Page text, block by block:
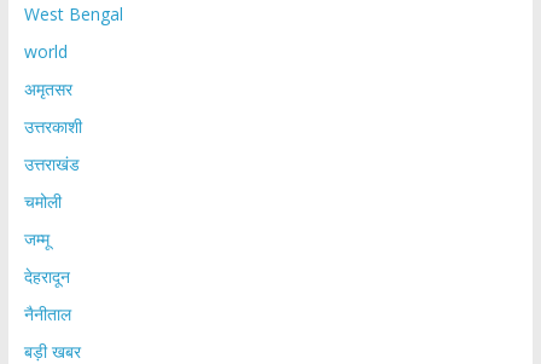
West Bengal
world
अमृतसर
उत्तरकाशी
उत्तराखंड
चमोली
जम्मू
देहरादून
नैनीताल
बड़ी खबर